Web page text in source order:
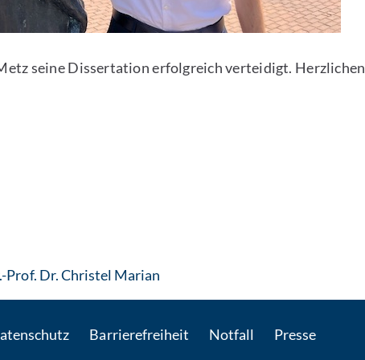
seine Dissertation erfolgreich verteidigt. Herzlichen
Prof. Dr. Christel Marian: Per E-Mail kontaktieren
Barrierefreiheit Notfall Presse